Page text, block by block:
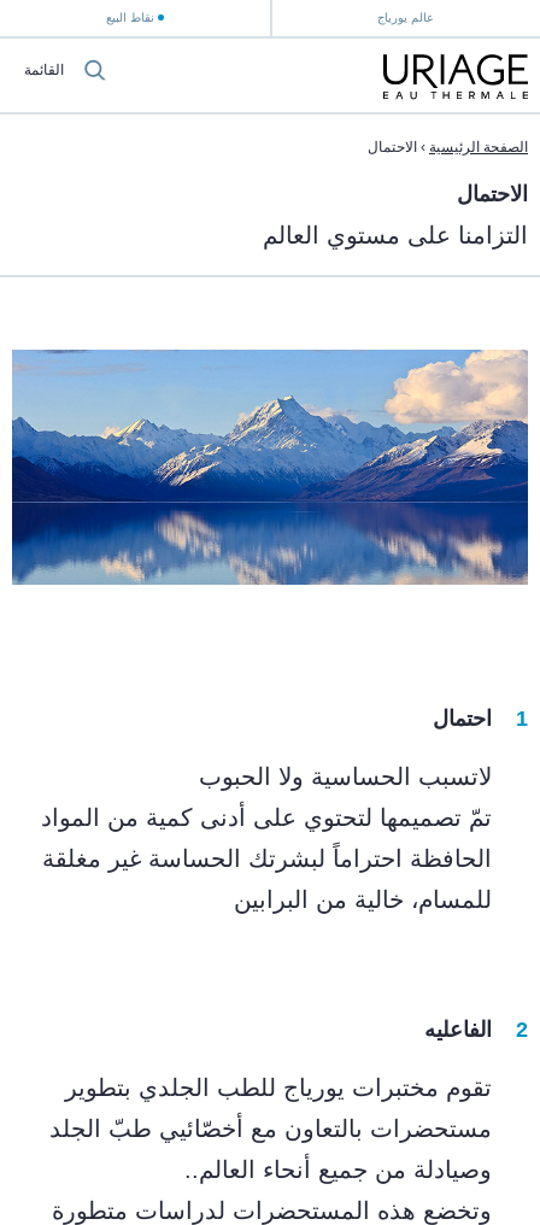
عالم يورياج نقاط البيع
القائمة
الصفحة الرئيسية › الاحتمال
الاحتمال
التزامنا على مستوي العالم
احتمال
لاتسبب الحساسية ولا الحبوب
تمّ تصميمها لتحتوي على أدنى كمية من المواد
الحافظة احتراماً لبشرتك الحساسة غير مغلقة
للمسام، خالية من البرابين
الفاعليه
تقوم مختبرات يورياج للطب الجلدي بتطوير
مستحضرات بالتعاون مع أخصّائيي طبّ الجلد
وصيادلة من جميع أنحاء العالم..
وتخضع هذه المستحضرات لدراسات متطورة